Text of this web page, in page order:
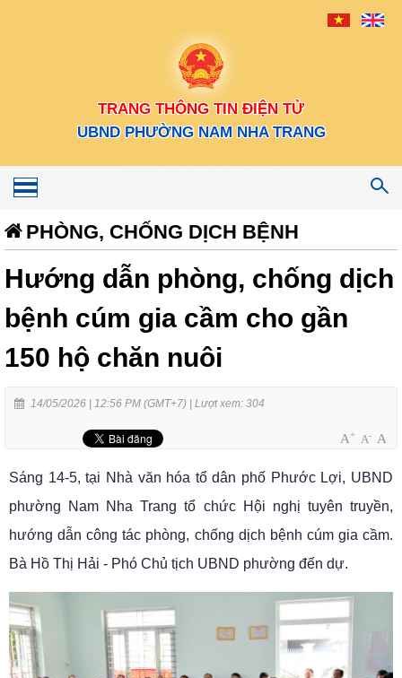
TRANG THÔNG TIN ĐIỆN TỬ
UBND PHƯỜNG NAM NHA TRANG
Toggle
navigation
PHÒNG, CHỐNG DỊCH BỆNH
Hướng dẫn phòng, chống dịch
bệnh cúm gia cầm cho gần
150 hộ chăn nuôi
14/05/2026 | 12:56 PM (GMT+7) | Lượt xem: 304
A+ A- A
Sáng 14-5, tại Nhà văn hóa tổ dân phố Phước Lợi, UBND
phường Nam Nha Trang tổ chức Hội nghị tuyên truyền,
hướng dẫn công tác phòng, chống dịch bệnh cúm gia cầm.
Bà Hồ Thị Hải - Phó Chủ tịch UBND phường đến dự.